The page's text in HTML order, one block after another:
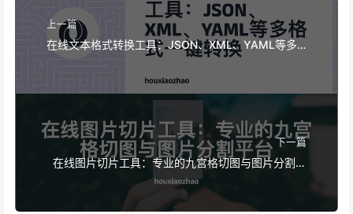
上一篇
在线文本格式转换工具：JSON、XML、YAML等多
下一篇
在线图片切片工具：专业的九宫格切图与图片分割平